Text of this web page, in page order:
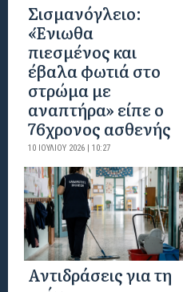
Σισμανόγλειο:
«Ένιωθα
πιεσμένος και
έβαλα φωτιά στο
στρώμα με
αναπτήρα» είπε ο
76χρονος ασθενής
10 ΙΟΥΛΊΟΥ 2026 | 10:27
Αντιδράσεις για τη